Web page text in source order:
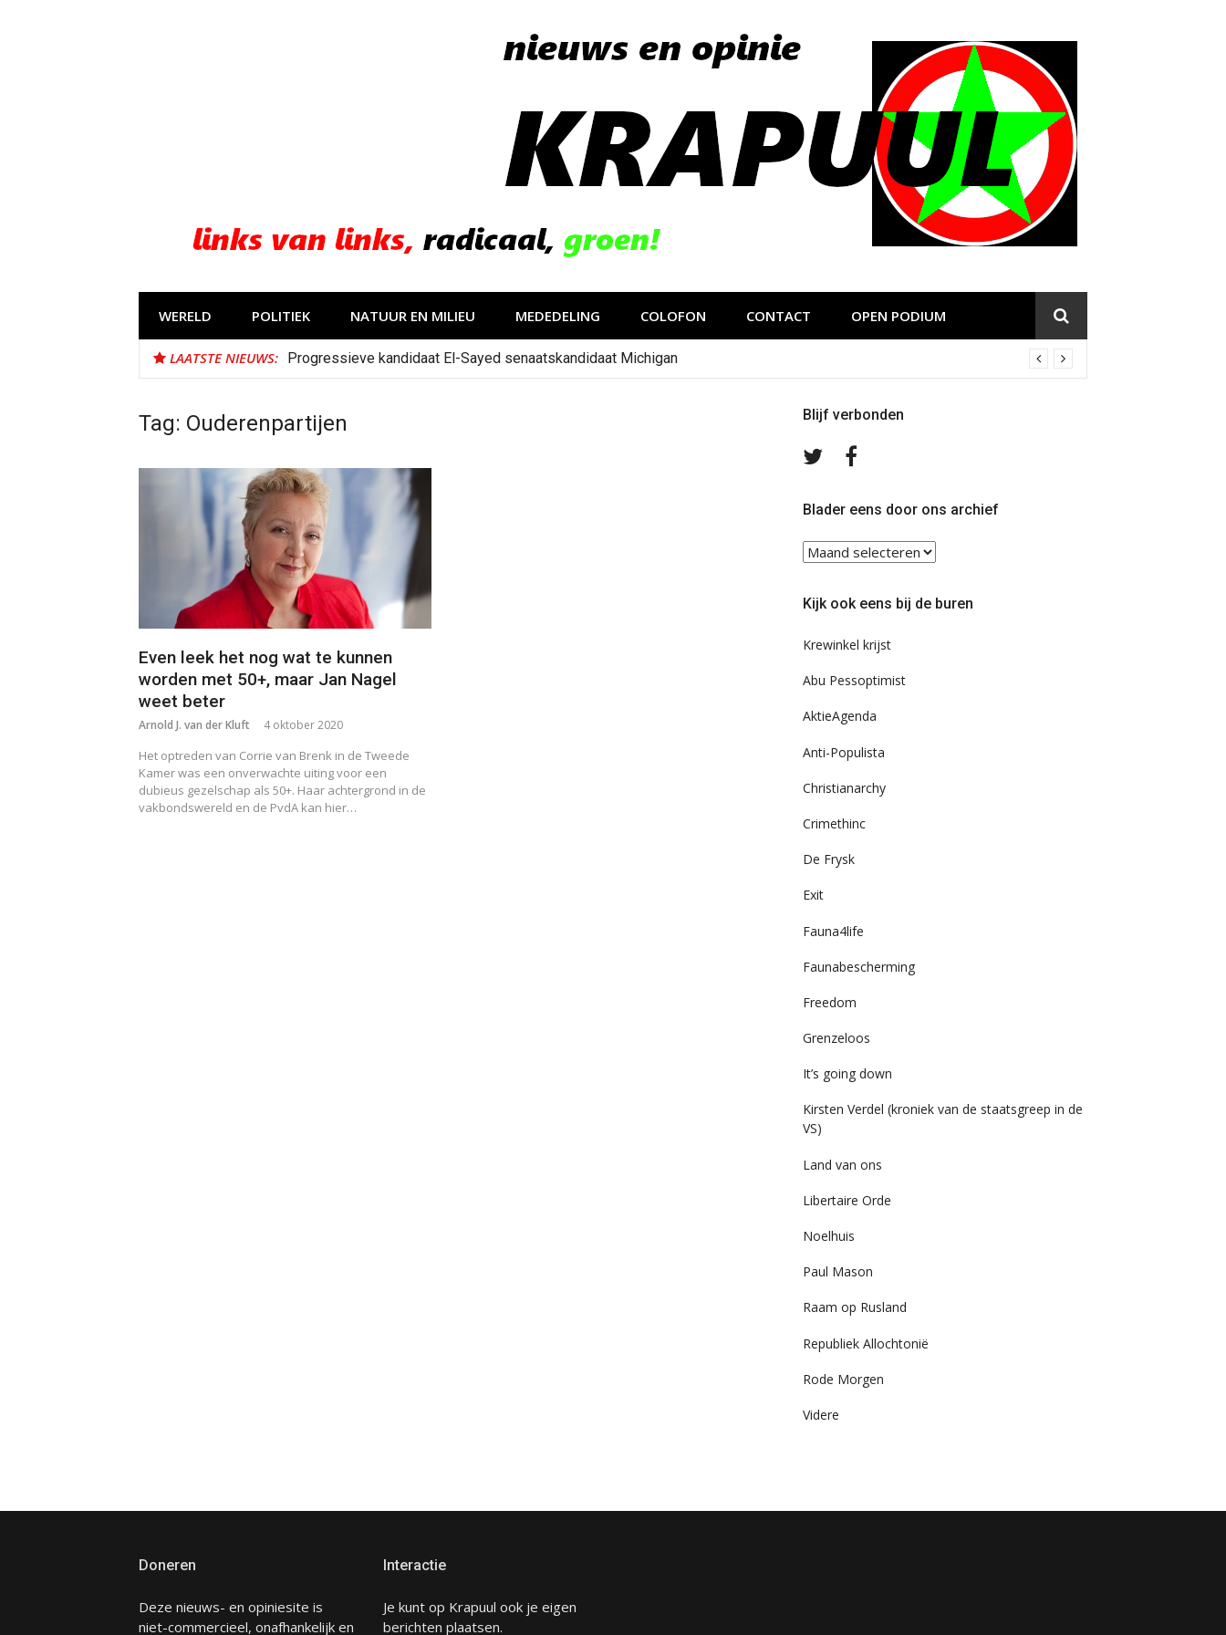
WERELD POLITIEK NATUUR EN MILIEU MEDEDELING COLOFON CONTACT OPEN PODIUM
LAATSTE NIEUWS: Progressieve kandidaat El-Sayed senaatskandidaat Michigan
Tag: Ouderenpartijen
Even leek het nog wat te kunnen
worden met 50+, maar Jan Nagel
weet beter
Arnold J. van der Kluft 4 oktober 2020
Het optreden van Corrie van Brenk in de Tweede
Kamer was een onverwachte uiting voor een
dubieus gezelschap als 50+. Haar achtergrond in de
vakbondswereld en de PvdA kan hier…
Blijf verbonden
Volg
TwitterFacebook
Blader eens door ons archief
Blader
eens
ons
Kijk ook eens bij de buren
Krewinkel krijst
Abu Pessoptimist
AktieAgenda
Anti-Populista
Christianarchy
Crimethinc
De Frysk
Exit
Fauna4life
Faunabescherming
Freedom
Grenzeloos
It’s going down
Kirsten Verdel (kroniek van de staatsgreep in de
VS)
Land van ons
Libertaire Orde
Noelhuis
Paul Mason
Raam op Rusland
Republiek Allochtonië
Rode Morgen
Videre
Doneren
Deze nieuws- en opiniesite is
niet-commercieel, onafhankelijk en
Interactie
Je kunt op Krapuul ook je eigen
berichten plaatsen.